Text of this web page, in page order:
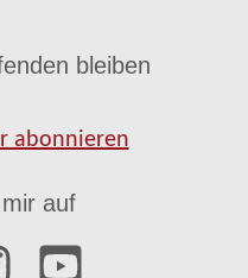
bleiben
abonnieren
auf